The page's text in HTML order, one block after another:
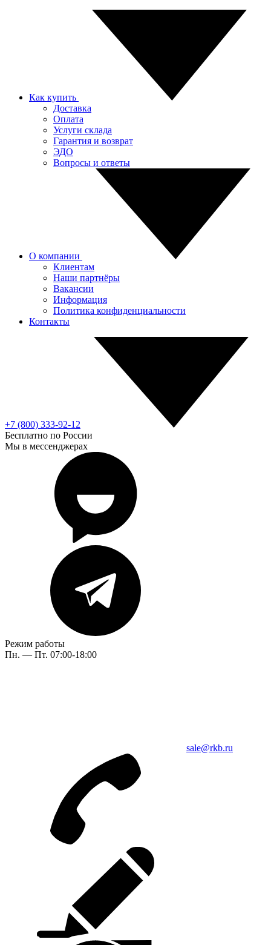
Как купить
Доставка
Оплата
Услуги склада
Гарантия и возврат
ЭДО
Вопросы и ответы
О компании
Клиентам
Наши партнёры
Вакансии
Информация
Политика конфиденциальности
Контакты
+7 (800) 333-92-12
Бесплатно по России
Мы в мессенджерах
Режим работы
Пн. — Пт. 07:00-18:00
sale@rkb.ru